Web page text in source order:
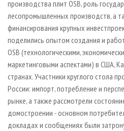
производства плит OSB, роль
лесопромышленных производств, а
финансирования крупных
поделились опытом создания и
OSB (технологическими,
маркетинговыми аспектами) в США,
странах. Участники круглого стола
России: импорт, потребление и
рынке, а также рассмотрели
домостроении - основном
докладах и сообщениях были